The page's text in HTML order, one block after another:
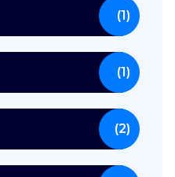
(1)
(1)
(2)